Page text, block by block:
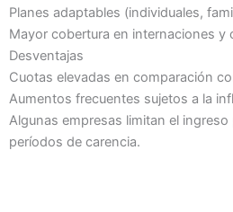
Planes adaptables (individuales,
Mayor cobertura en internaciones y
Desventajas
Cuotas elevadas en comparación
Aumentos frecuentes sujetos a la
Algunas empresas limitan el
períodos de carencia.